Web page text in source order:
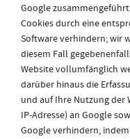
Google
Cookies durch eine
Software verhindern; wir
diesem Fall
Website vollumfänglich
darüber hinaus die
und auf Ihre Nutzung der
IP-Adresse) an Google
Google verhindern,